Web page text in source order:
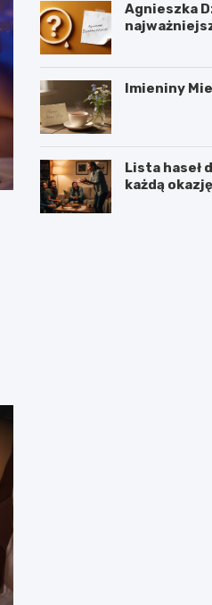
Agnieszka
Imieniny
Lista haseł
każdą okazję